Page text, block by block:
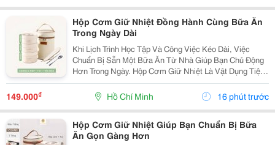
Hộp Cơm Giữ Nhiệt Đồng Hành Cùng Bữa Ăn
Trong Ngày Dài
Khi Lịch Trình Học Tập Và Công Việc Kéo Dài, Việc
Chuẩn Bị Sẵn Một Bữa Ăn Từ Nhà Giúp Bạn Chủ Động
Hơn Trong Ngày. Hộp Cơm Giữ Nhiệt Là Vật Dụng Tiện
Lợi, Hỗ Trợ Mang Theo Nhiều Món Ăn Và Phù Hợp Với
Những Người Thường Xuyên Ăn Trưa Tại Trường,
149.000₫ Hồ Chí Minh 16 phút trước
Hộp Cơm Giữ Nhiệt Giúp Bạn Chuẩn Bị Bữa
Ăn Gọn Gàng Hơn